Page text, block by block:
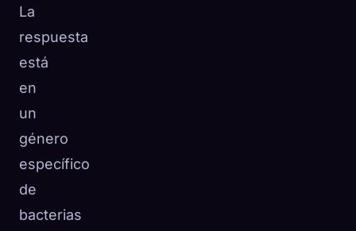
La
respuesta
está
en
un
género
específico
de
bacterias